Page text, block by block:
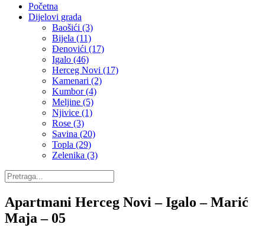
Početna
Dijelovi grada
Baošići (3)
Bijela (11)
Đenovići (17)
Igalo (46)
Herceg Novi (17)
Kamenari (2)
Kumbor (4)
Meljine (5)
Njivice (1)
Rose (3)
Savina (20)
Topla (29)
Zelenika (3)
Apartmani Herceg Novi – Igalo – Marić
Maja – 05